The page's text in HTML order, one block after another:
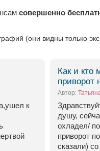
совершенно
(они видны только
к
Как и кто
приворот
Автор:
душу,
охладел/
приворот
сказали)